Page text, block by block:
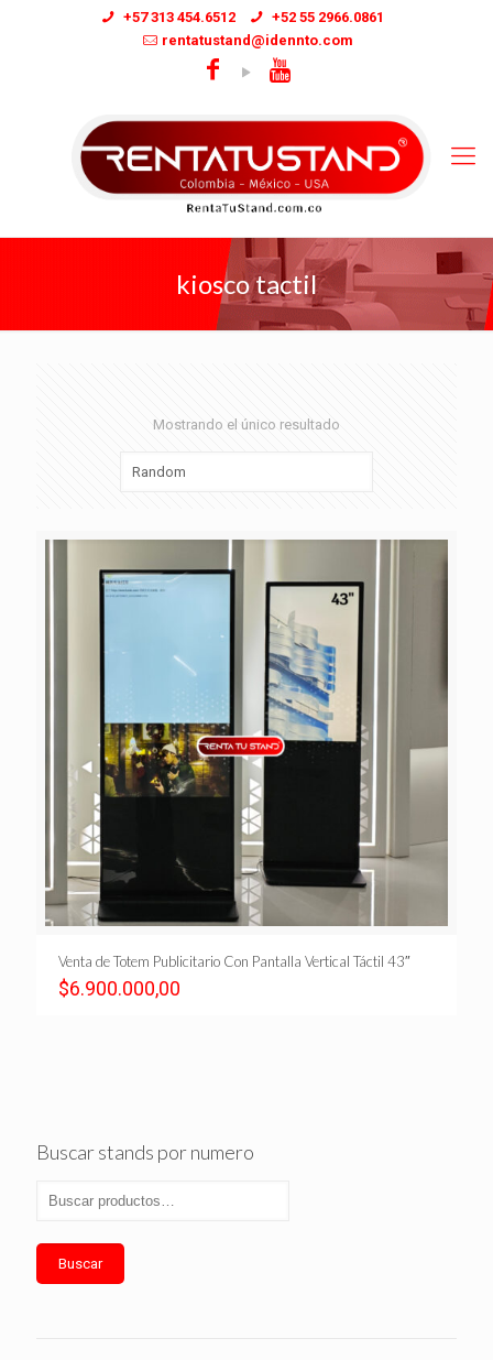
+57 313 454.6512
+52 55 2966.0861
rentatustand@idennto.com
kiosco tactil
Mostrando el único resultado
Venta de Totem Publicitario Con Pantalla Vertical Táctil 43″
$6.900.000,00
Buscar stands por numero
Buscar